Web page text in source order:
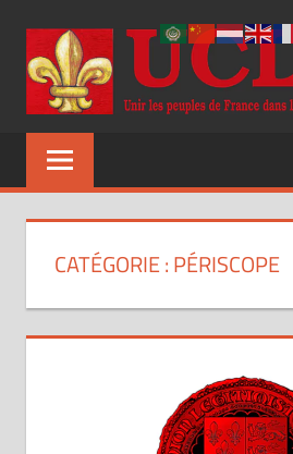
contenu
Unir
de
dansCATÉGORIE :PÉRISCOPE